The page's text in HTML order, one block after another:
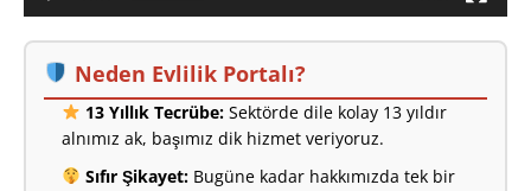
Neden Evlilik Portalı?
13 Yıllık Tecrübe:Sektörde dile kolay 13 yıldır
alnımız ak, başımız dik hizmet veriyoruz.
Sıfır Şikayet:Bugüne kadar hakkımızda tek bir